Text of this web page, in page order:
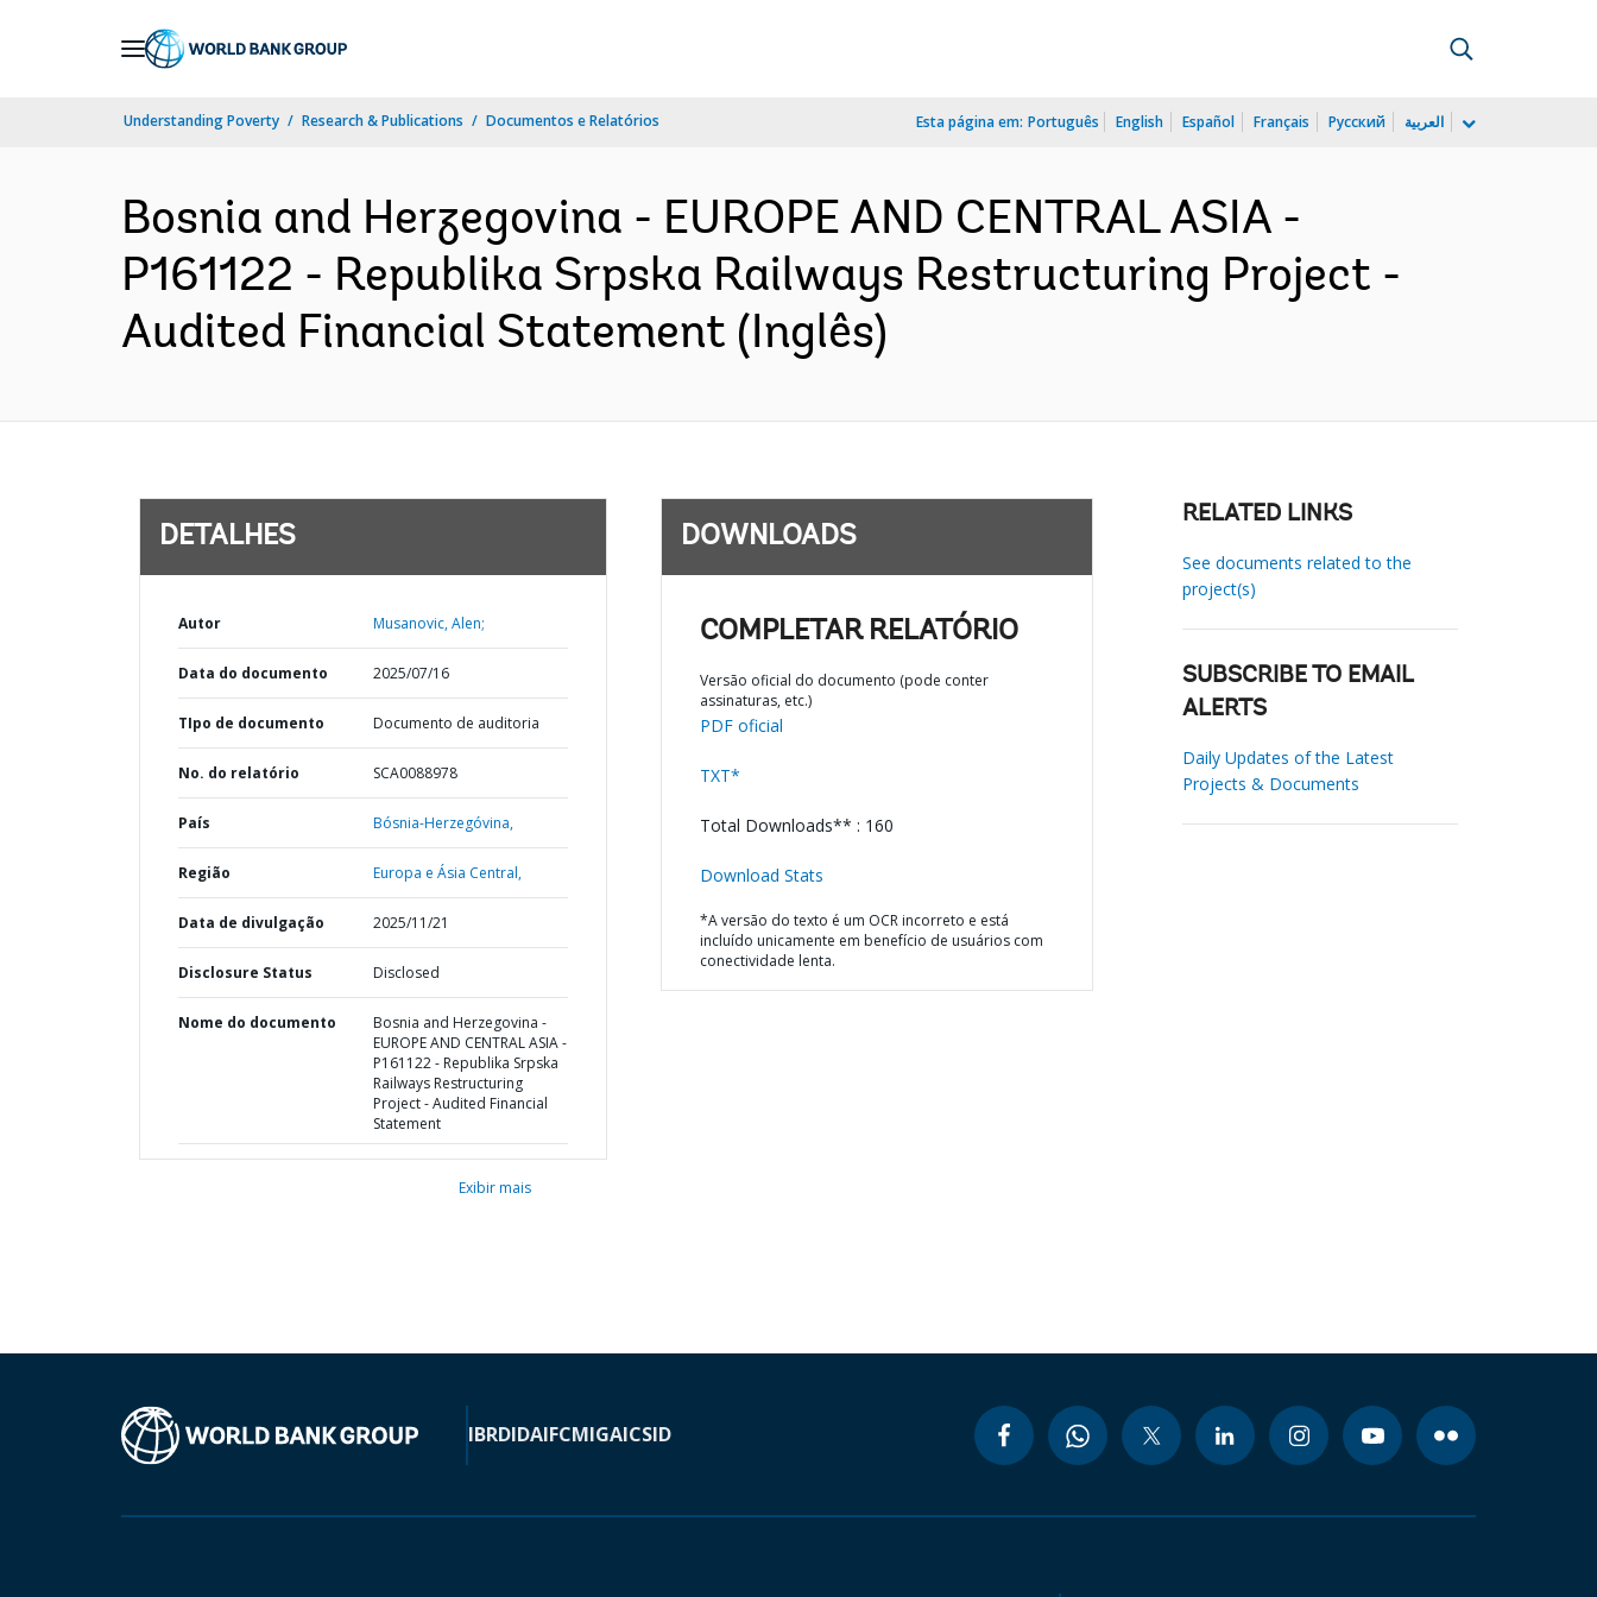
Understanding Poverty Research & Publications Documentos e Relatórios Esta página em: Português English Español Français Русский العربية
Bosnia and Herzegovina - EUROPE AND CENTRAL ASIA -
P161122 - Republika Srpska Railways Restructuring Project -
Audited Financial Statement (Inglês)
DETALHES
Autor Musanovic, Alen;
Data do documento 2025/07/16
TIpo de documento Documento de auditoria
No. do relatório SCA0088978
País Bósnia-Herzegóvina,
Região Europa e Ásia Central,
Data de divulgação 2025/11/21
Disclosure Status Disclosed
Nome do documento
Bosnia and Herzegovina -
EUROPE AND CENTRAL ASIA -
P161122 - Republika Srpska
Railways Restructuring
Project - Audited Financial
Statement
Exibir mais
DOWNLOADS
COMPLETAR RELATÓRIO
Versão oficial do documento (pode conter
assinaturas, etc.)
PDF oficial
TXT*
Total Downloads** : 160
Download Stats
*A versão do texto é um OCR incorreto e está
incluído unicamente em benefício de usuários com
conectividade lenta.
RELATED LINKS
See documents related to the
project(s)
SUBSCRIBE TO EMAIL
ALERTS
Daily Updates of the Latest
Projects & Documents
IBRDIDAIFCMIGAICSID